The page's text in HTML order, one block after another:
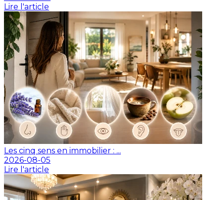
Lire l'article
Les cinq sens en immobilier : ...
2026-08-05
Lire l'article